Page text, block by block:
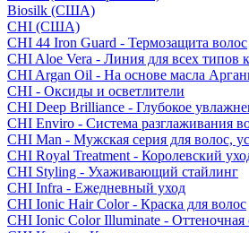
Biosilk (США)
CHI (США)
CHI 44 Iron Guard - Термозащита волос
CHI Aloe Vera - Линия для всех типов
CHI Argan Oil - На основе масла
CHI - Оксиды и осветлители
CHI Deep Brilliance - Глубокое
CHI Enviro - Система разглаживания
CHI Man - Мужская серия для волос,
CHI Royal Treatment - Королевский
CHI Styling - Ухаживающий стайлинг
CHI Infra - Ежедневный уход
CHI Ionic Hair Color - Краска для волос
CHI Ionic Color Illuminate - Оттеночная